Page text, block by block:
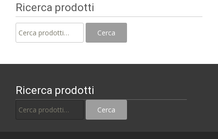
Ricerca prodotti
Cerca
Ricerca prodotti
Cerca